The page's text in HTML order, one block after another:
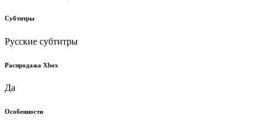
Субтитры
Русские субтитры
Распродажа Xbox
Да
Особенности